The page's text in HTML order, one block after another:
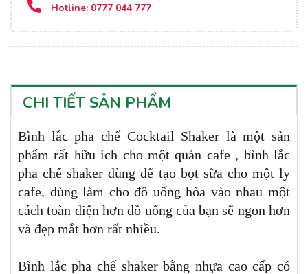
Hotline: 0777 044 777
CHI TIẾT SẢN PHẨM
Bình lắc pha chế Cocktail Shaker là một sản
phẩm rất hữu ích cho một quán cafe , bình lắc
pha chế shaker dùng để tạo bọt sữa cho một ly
cafe, dùng làm cho đồ uống hòa vào nhau một
cách toàn diện hơn đồ uống của bạn sẽ ngon hơn
và đẹp mắt hơn rất nhiều.
Bình lắc pha chế shaker bằng nhựa cao cấp có